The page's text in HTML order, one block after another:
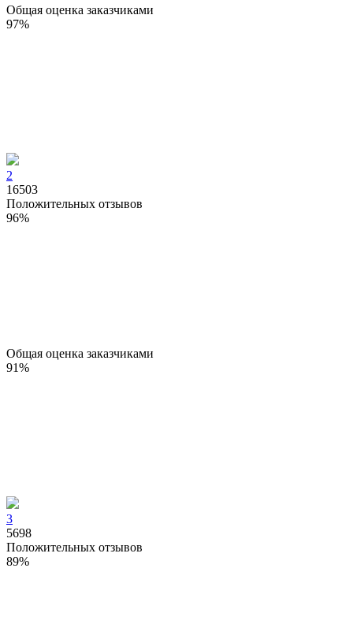
Общая оценка заказчиками
97%
2
16503
Положительных отзывов
96%
Общая оценка заказчиками
91%
3
5698
Положительных отзывов
89%